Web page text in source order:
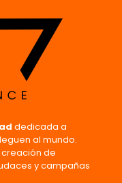
dedicada a
al mundo.
de
y campañas